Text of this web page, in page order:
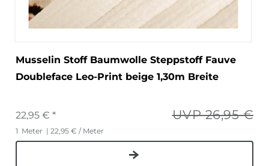
Musselin Stoff Baumwolle Steppstoff Fauve
Doubleface Leo-Print beige 1,30m Breite
UVP 26,95 €
22,95 € *
1 Meter | 22,95 € / Meter